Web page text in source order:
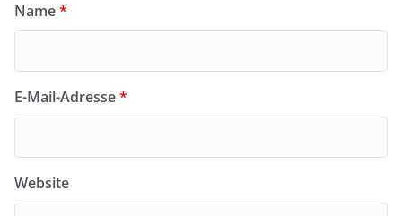
Name*
E-Mail-Adresse*
Website